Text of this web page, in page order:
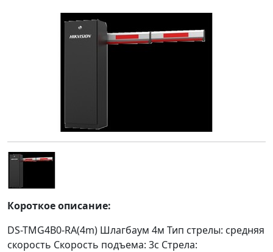
Короткое описание:
DS-TMG4B0-RA(4m) Шлагбаум 4м Тип стрелы: средняя
скорость Скорость подъема: 3с Стрела: